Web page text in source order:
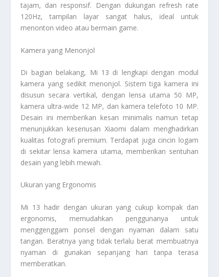
tajam, dan responsif. Dengan dukungan refresh rate
120Hz, tampilan layar sangat halus, ideal untuk
menonton video atau bermain game.
Kamera yang Menonjol
Di bagian belakang, Mi 13 di lengkapi dengan modul
kamera yang sedikit menonjol. Sistem tiga kamera ini
disusun secara vertikal, dengan lensa utama 50 MP,
kamera ultra-wide 12 MP, dan kamera telefoto 10 MP.
Desain ini memberikan kesan minimalis namun tetap
menunjukkan keseriusan Xiaomi dalam menghadirkan
kualitas fotografi premium. Terdapat juga cincin logam
di sekitar lensa kamera utama, memberikan sentuhan
desain yang lebih mewah.
Ukuran yang Ergonomis
Mi 13 hadir dengan ukuran yang cukup kompak dan
ergonomis, memudahkan penggunanya untuk
menggenggam ponsel dengan nyaman dalam satu
tangan. Beratnya yang tidak terlalu berat membuatnya
nyaman di gunakan sepanjang hari tanpa terasa
memberatkan.